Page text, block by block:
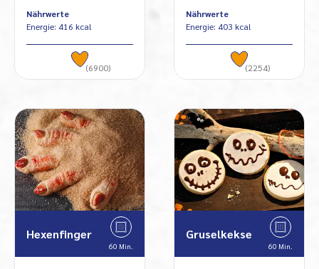
Nährwerte
Energie: 416 kcal
(6900)
Nährwerte
Energie: 403 kcal
(2254)
Hexenfinger
60 Min.
Gruselkekse
60 Min.